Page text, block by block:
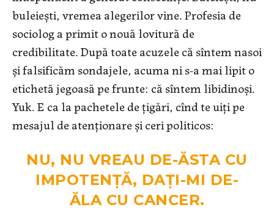
buleiești, vremea alegerilor vine. Profesia de
sociolog a primit o nouă lovitură de
credibilitate. După toate acuzele că sîntem nasoi
și falsificăm sondajele, acuma ni s-a mai lipit o
etichetă jegoasă pe frunte: că sîntem libidinoși.
Yuk. E ca la pachetele de țigări, cînd te uiți pe
mesajul de atenționare și ceri politicos:
NU, NU VREAU DE-ĂSTA CU
IMPOTENȚĂ, DAȚI-MI DE-
ĂLA CU CANCER.